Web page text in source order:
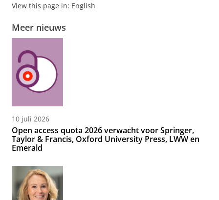
View this page in: English
Meer nieuws
10 juli 2026
Open access quota 2026 verwacht voor Springer,
Taylor & Francis, Oxford University Press, LWW en
Emerald